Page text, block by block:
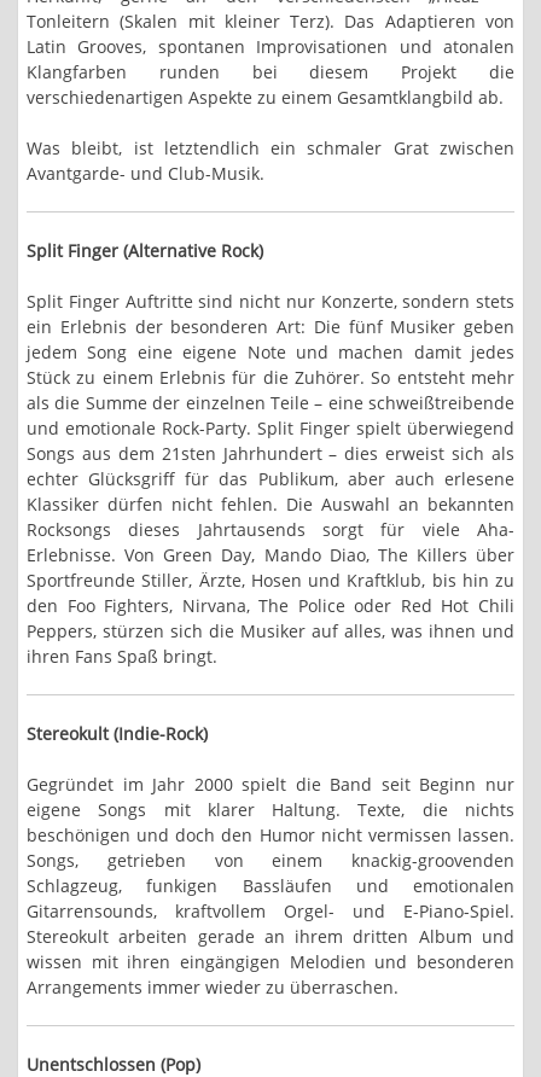
Tonleitern (Skalen mit kleiner Terz). Das Adaptieren von
Latin Grooves, spontanen Improvisationen und atonalen
Klangfarben runden bei diesem Projekt die
verschiedenartigen Aspekte zu einem Gesamtklangbild ab.
Was bleibt, ist letztendlich ein schmaler Grat zwischen
Avantgarde- und Club-Musik.
Split Finger (Alternative Rock)
Split Finger Auftritte sind nicht nur Konzerte, sondern stets
ein Erlebnis der besonderen Art: Die fünf Musiker geben
jedem Song eine eigene Note und machen damit jedes
Stück zu einem Erlebnis für die Zuhörer. So entsteht mehr
als die Summe der einzelnen Teile – eine schweißtreibende
und emotionale Rock-Party. Split Finger spielt überwiegend
Songs aus dem 21sten Jahrhundert – dies erweist sich als
echter Glücksgriff für das Publikum, aber auch erlesene
Klassiker dürfen nicht fehlen. Die Auswahl an bekannten
Rocksongs dieses Jahrtausends sorgt für viele Aha-
Erlebnisse. Von Green Day, Mando Diao, The Killers über
Sportfreunde Stiller, Ärzte, Hosen und Kraftklub, bis hin zu
den Foo Fighters, Nirvana, The Police oder Red Hot Chili
Peppers, stürzen sich die Musiker auf alles, was ihnen und
ihren Fans Spaß bringt.
Stereokult (Indie-Rock)
Gegründet im Jahr 2000 spielt die Band seit Beginn nur
eigene Songs mit klarer Haltung. Texte, die nichts
beschönigen und doch den Humor nicht vermissen lassen.
Songs, getrieben von einem knackig-groovenden
Schlagzeug, funkigen Bassläufen und emotionalen
Gitarrensounds, kraftvollem Orgel- und E-Piano-Spiel.
Stereokult arbeiten gerade an ihrem dritten Album und
wissen mit ihren eingängigen Melodien und besonderen
Arrangements immer wieder zu überraschen.
Unentschlossen (Pop)